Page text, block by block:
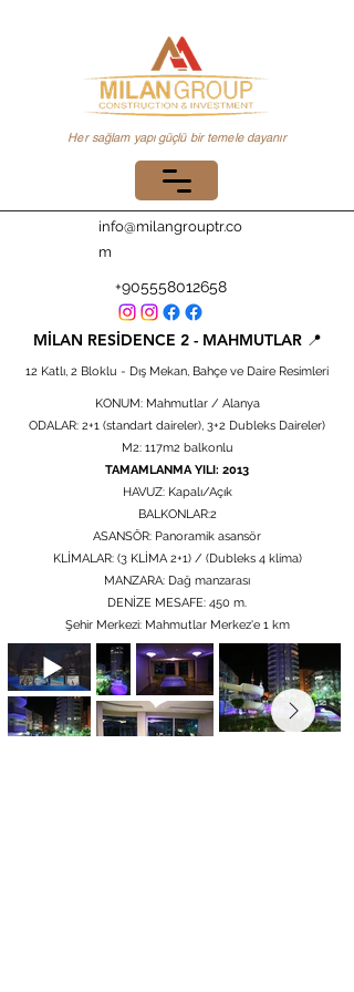
Her sağlam yapı güçlü bir temele dayanır
+905558012658
info@milangrouptr.co
m
MİLAN RESİDENCE 2 -MAHMUTLAR 📍
12 Katlı, 2 Bloklu - Dış Mekan, Bahçe ve Daire Resimleri
KONUM: Mahmutlar / Alanya
ODALAR: 2+1 (standart daireler), 3+2 Dubleks Daireler)
M2: 117m2 balkonlu
TAMAMLANMA YILI: 2013
HAVUZ: Kapalı/Açık
BALKONLAR:2
ASANSÖR: Panoramik asansör
KLİMALAR: (3 KLİMA 2+1) / (Dubleks 4 klima)
MANZARA: Dağ manzarası
DENİZE MESAFE: 450 m.
Şehir Merkezi: Mahmutlar Merkez'e 1 km